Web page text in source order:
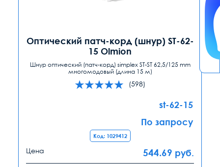
Оптический патч-корд (шнур) ST-62-
15 Olmion
Шнур оптический (патч-корд) simplex ST-ST 62,5/125 mm
многомодовый (длина 15 м)
(598)
st-62-15
По запросу
Код: 1029412
Цена 544.69 руб.